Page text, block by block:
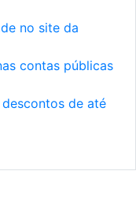
no site da
contas públicas
de até